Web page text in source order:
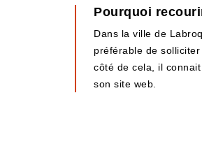
Pourquoi
Dans la ville de
préférable de
côté de cela, il
son site web.